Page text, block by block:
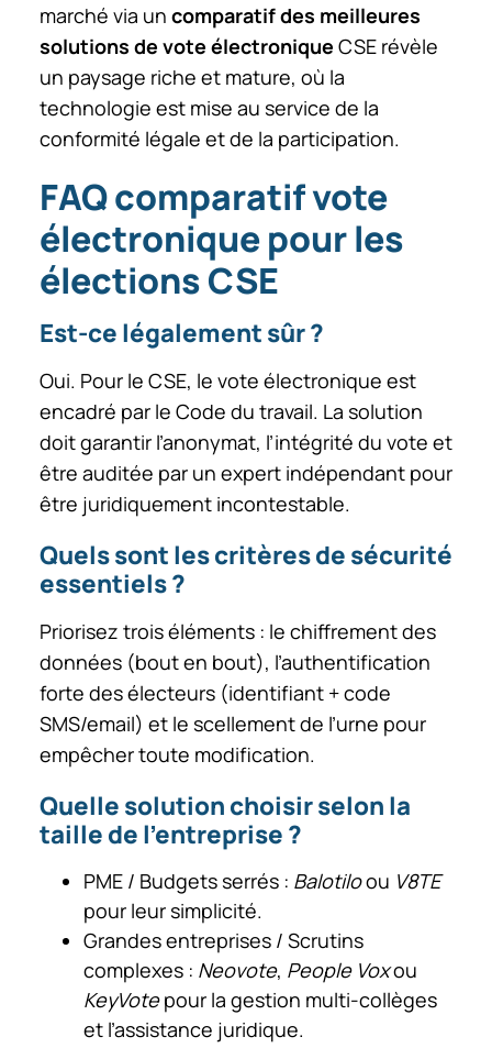
marché via un comparatif des meilleures
solutions de vote électronique CSE révèle
un paysage riche et mature, où la
technologie est mise au service de la
conformité légale et de la participation.
FAQ comparatif vote
électronique pour les
élections CSE
Est-ce légalement sûr ?
Oui. Pour le CSE, le vote électronique est
encadré par le Code du travail. La solution
doit garantir l’anonymat, l’intégrité du vote et
être auditée par un expert indépendant pour
être juridiquement incontestable.
Quels sont les critères de sécurité
essentiels ?
Priorisez trois éléments : le chiffrement des
données (bout en bout), l’authentification
forte des électeurs (identifiant + code
SMS/email) et le scellement de l’urne pour
empêcher toute modification.
Quelle solution choisir selon la
taille de l’entreprise ?
PME / Budgets serrés : Balotiloou V8TE
pour leur simplicité.
Grandes entreprises / Scrutins
complexes : Neovote, People Voxou
KeyVotepour la gestion multi-collèges
et l’assistance juridique.